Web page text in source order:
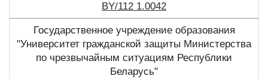
BY/112 1.0042
Государственное учреждение образования
"Университет гражданской защиты Министерства
по чрезвычайным ситуациям Республики
Беларусь"